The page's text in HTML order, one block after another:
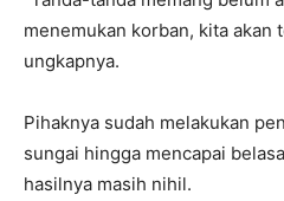
menemukan korban, kita akan
ungkapnya.
Pihaknya sudah melakukan
sungai hingga mencapai
hasilnya masih nihil.